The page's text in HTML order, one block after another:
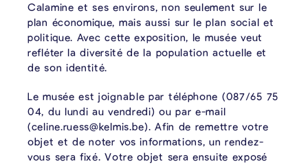
Calamine et ses environs, non seulement sur le
plan économique, mais aussi sur le plan social et
politique. Avec cette exposition, le musée veut
refléter la diversité de la population actuelle et
de son identité.
Le musée est joignable par téléphone (087/65 75
04, du lundi au vendredi) ou par e-mail
(celine.ruess@kelmis.be). Afin de remettre votre
objet et de noter vos informations, un rendez-
vous sera fixé. Votre objet sera ensuite exposé